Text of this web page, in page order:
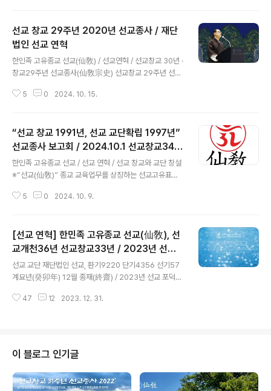
삼백기단(仙里三千三百基亶)의 선가정 선교수행대중이
천지인합일 대동개천 한울수행으로 선기60년 선교창교3
6년을 맞는 2026년 선교신행의 서원을 세웁니다. 1. 12.2
8.辛未日 선교창교35년 종무대법회2. 선교총림 선림원
선교종사단 종무보고식 3. 선교포교원 선화원(仙花院) 선
교신행회 총회 2025 . 12 . 31 / 선교창교34주년 ..
선교 창교 29주년 2020년 선교종사 / 재단
법인 선교 연혁
한민족 고유종교 선교(仙敎) / 선교연혁 / 선교창교 30년 ·
창교29주년 선교종사(仙敎宗史) 선교창교 29주년 선교
敎) 교단 재단법인 선교는 시월 상달 음력 개천절 개천대제
느님성전 기도에 열심을 다하는 선교인과 수행대중에 선교
종사34년의 천지인합일 선교정회(天地人合一仙敎正
回)의 역사(仙史)를 살펴볼 수 있도록,재단법인 선교에서
는 / 1.선교 정기간행물 『仙敎』 선교창교34년 ‘가을교화
특집호’ 발행 / 2. 선교역사전 ‘仙史展’ 개최 2024.11.1.금
~11.11.월 / 3. 새벽신성기도로 선리화(仙理華)를 꽃피우
5 0 2024. 10. 15.
“선교 창교 1991년, 선교 교단확립 1997년”
선교종사 보고회 / 2024.10.1 선교창교34년
재단법인선교(仙敎)
한민족 고유종교 선교 / 선교 연혁 / 선교 창교와 교단 창설
※“선교(仙敎)” 종교 교육업무를 상징하는 선교고유표장 “
족고유종교 선교(仙敎) 종단(宗團) _선교환인집부회 · 재
(敎區) 및 교당(敎堂) · 강원(講院) · 선교문화원(仙敎文
化院) · 선문화원(仙文化院) · 선가정(仙家庭) 선리 삼천
삼백기단(仙里三千三百基亶) 표장으로 사용되며, 선교
수행문화 선도(仙道)와 선교 사상철학 선학(仙學) 등 선교
교조 박광의(朴光義) 취정원사(聚正元師)께서 창설한 선
교 교단(仙敎敎團)을 상징하고 있습니다. “선기31년(19
5 0 2024. 10. 9.
[선교 연혁] 한민족 고유종교 선교(仙敎), 선
교개천36년 선교창교33년 / 2023년 선교
종사 회향
선교 교단 재단법인 선교, 환기9220 단기4356 선기57
계묘년(癸卯年) 12월 종재(終齋) / 2023년 선교 포덕교
행으로 지은 공덕과 발심의 근원이 되는 신행의지를 모두
여 널리 세상을 이롭게 하는 것이 참된 홍익인간의 실천입
니다. 회향이 올바르게 이루어질때에 사회를 정화하고 나
라와 민족의 신성을 회복하는 일에 이바지하게 됩니다. [선
교용어] 한민족 고유종교 선교, 선기57년(仙紀五十七
47 12 2023. 12. 31.
이 블로그 인기글